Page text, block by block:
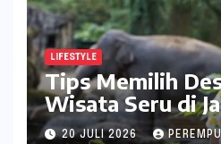
LIFESTYLE
Tips Memilih
Wisata Seru di
ala inDrive
20 JULI 2026